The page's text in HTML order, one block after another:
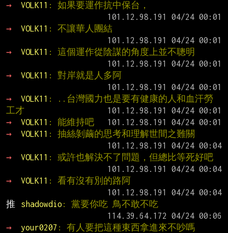
→
VOLK11 : 如果要運作抗中保台，
→
VOLK11 : 不讓華人團結
→
VOLK11 : 這個運作從陰謀的角度上並不聰明
→
VOLK11 : 對岸就是人多阿
→
VOLK11 : ..台灣國力也是要有健康的人和血汗勞
工才
→
VOLK11 : 能維持吧
→
VOLK11 : 抽絲剝繭的思考和理解世間之難關
→
VOLK11 : 或許也解決不了問題，但總比等死好吧
→
VOLK11 : 看有沒有別的路阿
推
shadowdio : 黨要你吃 鳥不敢不吃
→
your0207 : 有人要把這種東西拿進來不吵嗎